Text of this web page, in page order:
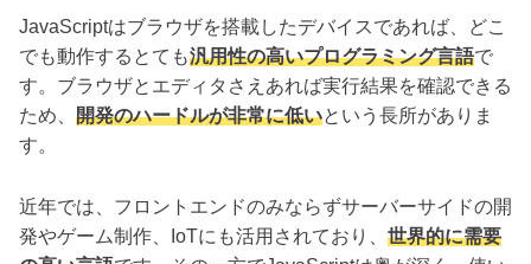
JavaScriptはブラウザを搭載したデバイスであれば、どこ
でも動作するとても汎用性の高いプログラミング言語で
す。ブラウザとエディタさえあれば実行結果を確認できる
ため、 開発のハードルが非常に低いという長所がありま
す。
近年では、フロントエンドのみならずサーバーサイドの開
発やゲーム制作、IoTにも活用されており、 世界的に需要